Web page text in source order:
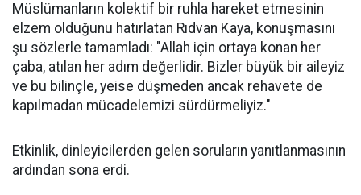
Müslümanların kolektif bir ruhla hareket etmesinin
elzem olduğunu hatırlatan Rıdvan Kaya, konuşmasını
şu sözlerle tamamladı: "Allah için ortaya konan her
çaba, atılan her adım değerlidir. Bizler büyük bir aileyiz
ve bu bilinçle, yeise düşmeden ancak rehavete de
kapılmadan mücadelemizi sürdürmeliyiz."
Etkinlik, dinleyicilerden gelen soruların yanıtlanmasının
ardından sona erdi.